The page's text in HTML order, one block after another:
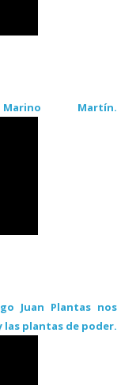
Martín.
Juan Plantas nos
las plantas de poder.